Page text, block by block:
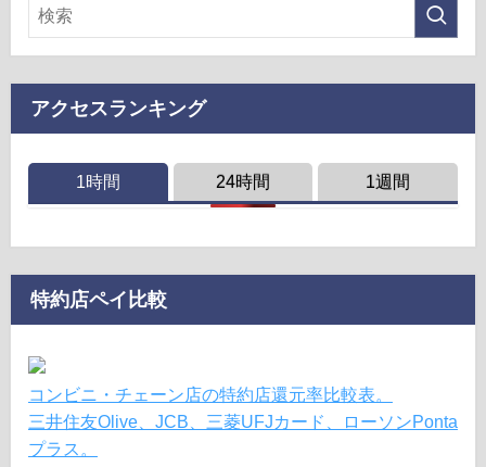
アクセスランキング
1時間 24時間 1週間
特約店ペイ比較
コンビニ・チェーン店の特約店還元率比較表。
三井住友Olive、JCB、三菱UFJカード、ローソンPonta
プラス。